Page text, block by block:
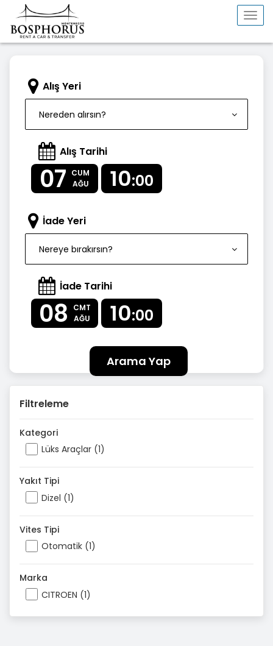
Alış Yeri
Nereden alırsın?
Alış Tarihi
07 CUM
AĞU
10:00
İade Yeri
Nereye bırakırsın?
İade Tarihi
08
CMT
AĞU
10:00
Arama Yap
Filtreleme
Kategori
Lüks Araçlar (1)
Yakıt Tipi
Dizel (1)
Vites Tipi
Otomatik (1)
Marka
CITROEN (1)